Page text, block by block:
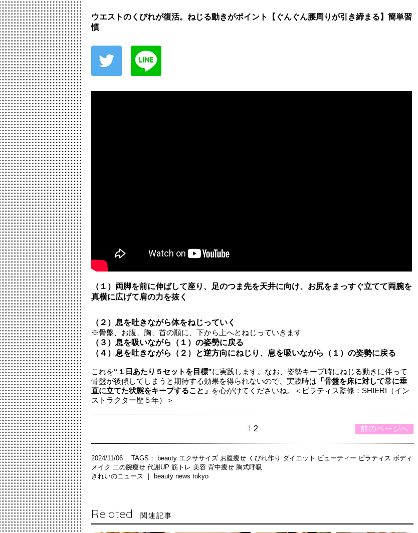
ウエストのくびれが復活。ねじる動きがポイント【ぐんぐん腰周りが引き締まる】簡単習
慣
（１）両脚を前に伸ばして座り、足のつま先を天井に向け、お尻をまっすぐ立てて両腕を
真横に広げて肩の力を抜く
（２）息を吐きながら体をねじっていく
※骨盤、お腹、胸、首の順に、下から上へとねじっていきます
（３）息を吸いながら（１）の姿勢に戻る
（４）息を吐きながら（２）と逆方向にねじり、息を吸いながら（１）の姿勢に戻る
これを“１日あたり５セットを目標”に実践します。なお、姿勢キープ時にねじる動きに伴って
骨盤が後傾してしまうと期待する効果を得られないので、実践時は 「骨盤を床に対して常に垂
直に立てた状態をキープすること」 を心がけてくださいね。＜ピラティス監修：SHIERI（イン
ストラクター歴５年）＞
前のページへ
1 2
2024/11/06｜ TAGS： beauty エクササイズ お腹痩せ くびれ作り ダイエット ビューティー ピラティス ボディ
メイク 二の腕痩せ 代謝UP 筋トレ 美容 背中痩せ 胸式呼吸
きれいのニュース ｜
beauty news tokyo
Related 関連記事